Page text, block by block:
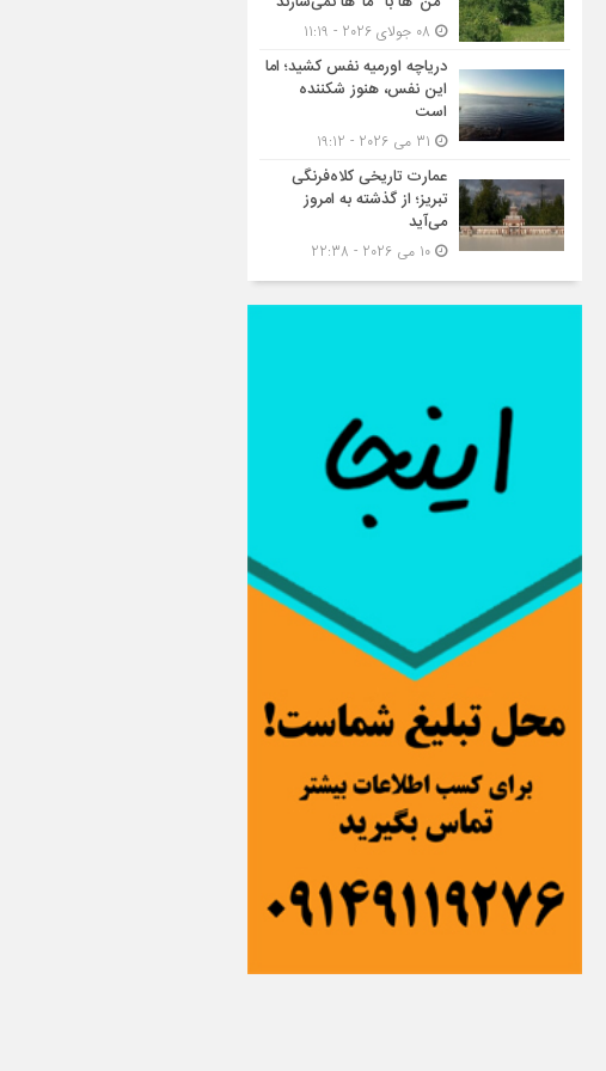
دریاچه اورمیه نفس کشید؛ اما
این نفس، هنوز شکننده
است
عمارت تاریخی کلاه‌فرنگی
تبریز؛ از گذشته به امروز
می‌آید